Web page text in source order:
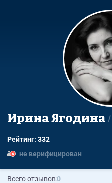
Ирина Ягодина
Рейтинг: 332
не верифицирован
Всего отзывов:0